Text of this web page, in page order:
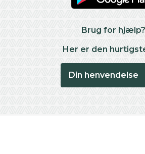
Brug for hjælp?
Her er den
Din henvendelse